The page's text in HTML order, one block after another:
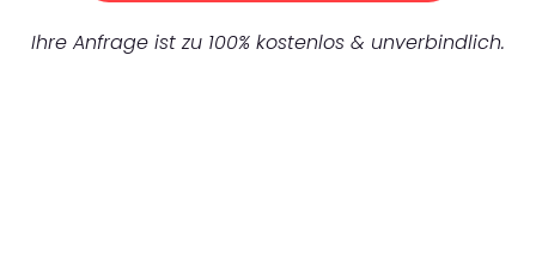
Ihre Anfrage ist zu 100% kostenlos & unverbindlich.